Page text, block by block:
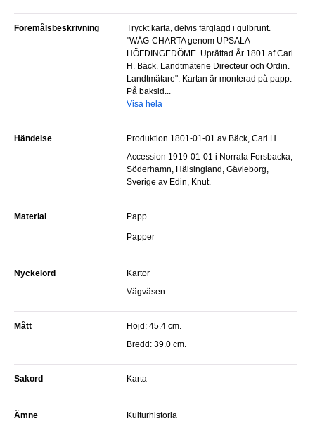
Föremålsbeskrivning
Tryckt karta, delvis färglagd i gulbrunt.
"WÄG-CHARTA genom UPSALA
HÖFDINGEDÖME. Uprättad År 1801 af Carl
H. Bäck. Landtmäterie Directeur och Ordin.
Landtmätare". Kartan är monterad på papp.
På baksid...
Visa hela
Händelse
Produktion 1801-01-01 av Bäck, Carl H.
Accession 1919-01-01 i Norrala Forsbacka,
Söderhamn, Hälsingland, Gävleborg,
Sverige av Edin, Knut.
Material Papp
Papper
Nyckelord
Kartor
Vägväsen
Mått
Höjd: 45.4 cm.
Bredd: 39.0 cm.
sakord Karta
Ämne Kulturhistoria